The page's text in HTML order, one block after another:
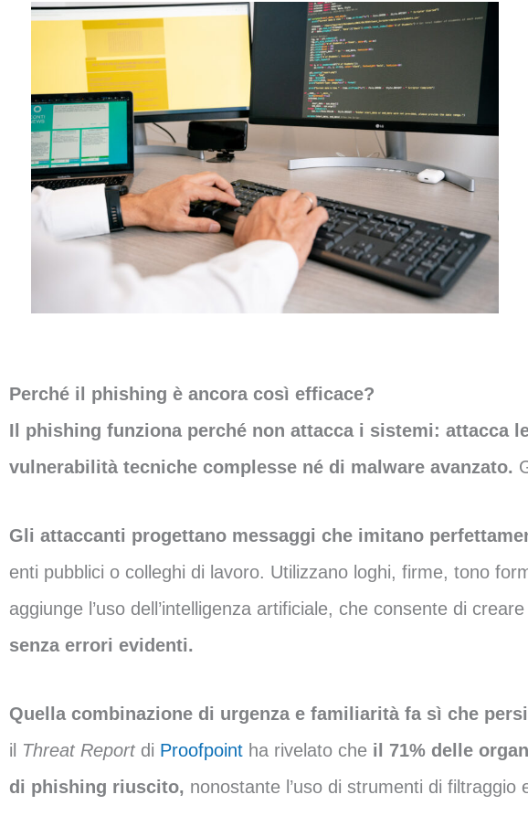
Perché il phishing è ancora così efficace?
Il phishing funziona perché non attacca i sistemi: attacca
vulnerabilità tecniche complesse né di malware avanzato.
Gli attaccanti progettano messaggi che imitano
enti pubblici o colleghi di lavoro. Utilizzano loghi, firme, tono
aggiunge l’uso dell’intelligenza artificiale, che consente di
senza errori evidenti.
Quella combinazione di urgenza e familiarità fa sì che
il Threat Report di Proofpoint ha rivelato che il 71% delle
di phishing riuscito, nonostante l’uso di strumenti di filtraggio